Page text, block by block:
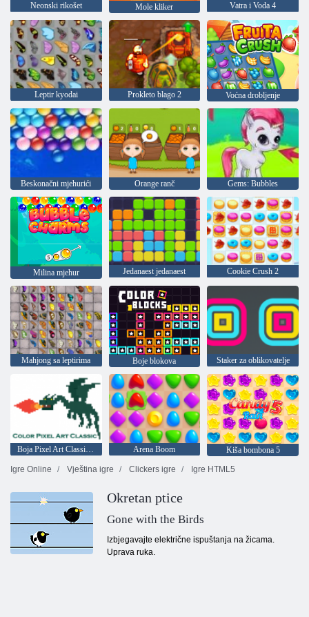
Neonski rikošet Mole kliker Vatra i Voda 4
Leptir kyodai Prokleto blago 2 Voćna drobljenje
Beskonačni mjehurići Orange ranč Gems: Bubbles
Milina mjehur Jedanaest jedanaest Cookie Crush 2
Mahjong sa leptirima Boje blokova Staker za oblikovatelje
Boja Pixel Art Classic - boja piksela brojevima Arena Boom
Kiša bombona 5
Igre Online
Vještina igre Clickers igre Igre HTML5
Okretan ptice
Gone with the Birds
Izbjegavajte električne ispuštanja na žicama.
Uprava ruka.